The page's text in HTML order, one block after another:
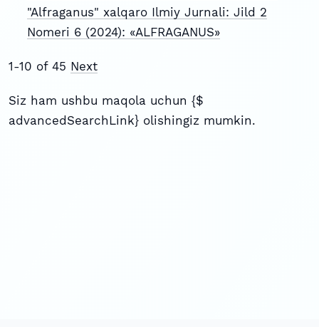
"Alfraganus" xalqaro Ilmiy Jurnali: Jild 2
Nomeri 6 (2024): «ALFRAGANUS»
1-10 of 45 Next
Siz ham ushbu maqola uchun {$
advancedSearchLink} olishingiz mumkin.